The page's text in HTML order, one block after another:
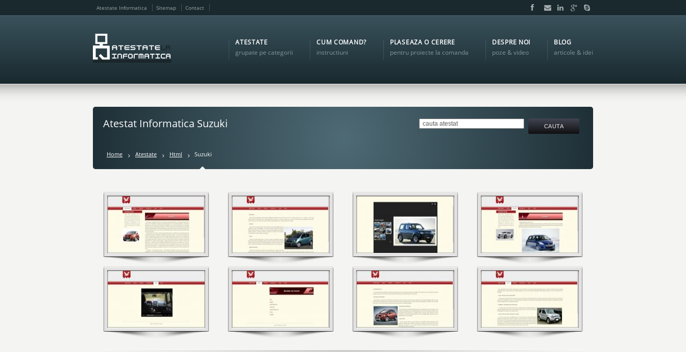
Atestate Informatica Sitemap Contact
ATESTATE
grupate pe categorii
CUM COMAND?
instructiuni
PLASEAZA O CERERE
pentru proiecte la comanda
DESPRE NOI
poze & video
BLOG
articole & idei
Atestat Informatica Suzuki
Home Atestate Html Suzuki